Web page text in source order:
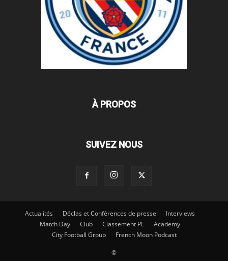
À PROPOS
SUIVEZ NOUS
Actualités Déclas et Conférences de presse
Interviews
Match Day
Club Classement PL
Academy
City Football Group
French Moon Podcast
©